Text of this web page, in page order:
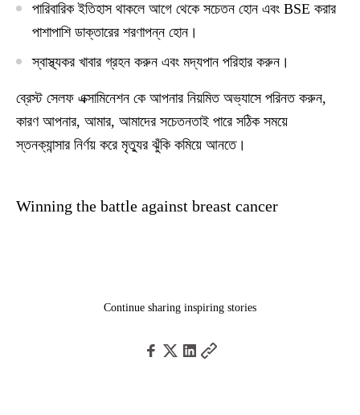
পারিবারিক ইতিহাস থাকলে আগে থেকে সচেতন হোন এবং BSE করার
পাশাপাশি ডাক্তারের শরণাপন্ন হোন।
স্বাস্থ্যকর খাবার গ্রহন করুন এবং মদ্যপান পরিহার করুন।
ব্রেস্ট সেলফ এক্সামিনেশন কে আপনার নিয়মিত অভ্যাসে পরিনত করুন,
কারণ আপনার, আমার, আমাদের সচেতনতাই পারে সঠিক সময়ে
স্তনক্যান্সার নির্ণয় করে মৃত্যুর ঝুঁকি কমিয়ে আনতে।
Winning the battle against breast cancer
Continue sharing inspiring stories